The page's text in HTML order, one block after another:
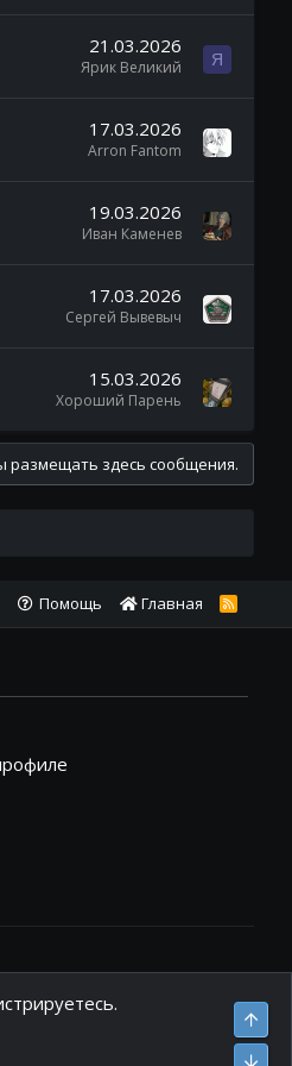
21.03.2026
Ярик Великий Я
17.03.2026
Arron Fantom
19.03.2026
Иван Каменев
17.03.2026
Сергей Вывевыч
15.03.2026
Хороший Парень
размещать здесь сообщения.
Помощь Главная
R
Верх
Низ